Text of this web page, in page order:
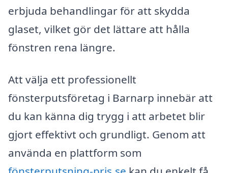
erbjuda behandlingar för att skydda
glaset, vilket gör det lättare att hålla
fönstren rena längre.
Att välja ett professionellt
fönsterputsföretag i Barnarp innebär att
du kan känna dig trygg i att arbetet blir
gjort effektivt och grundligt. Genom att
använda en plattform som